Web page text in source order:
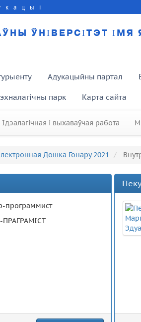
ЎНІВЕРСІТЭТ ІМЯ
Адукацыйны партал
парк Карта сайта
Ідэалагічная і выхаваўчая работа
Дошка Гонару 2021
программист